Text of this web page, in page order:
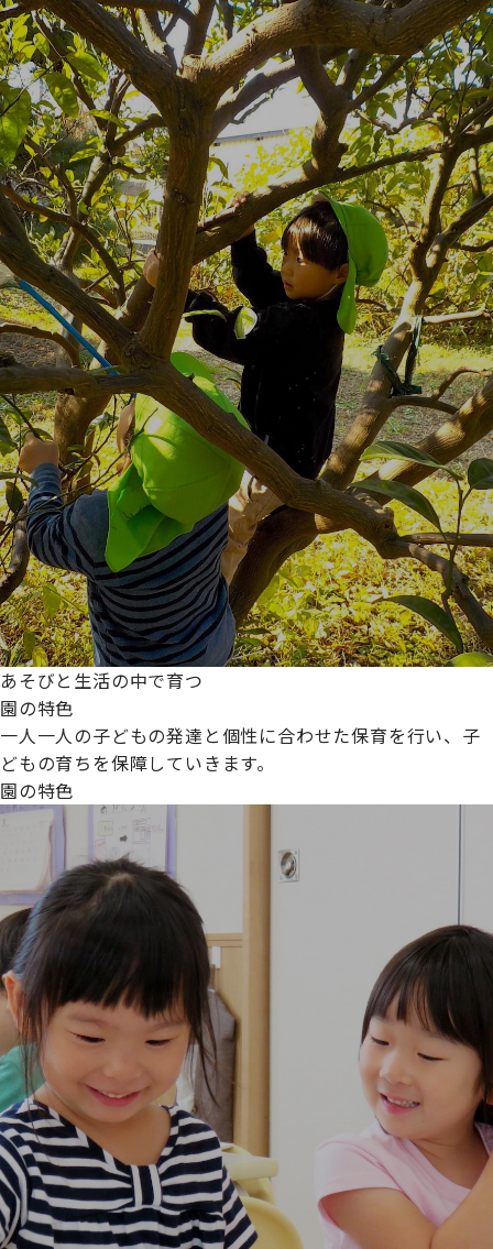
あそびと生活の中で育つ
園の特色
一人一人の子どもの発達と個性に合わせた保育を行い、子
どもの育ちを保障していきます。
園の特色